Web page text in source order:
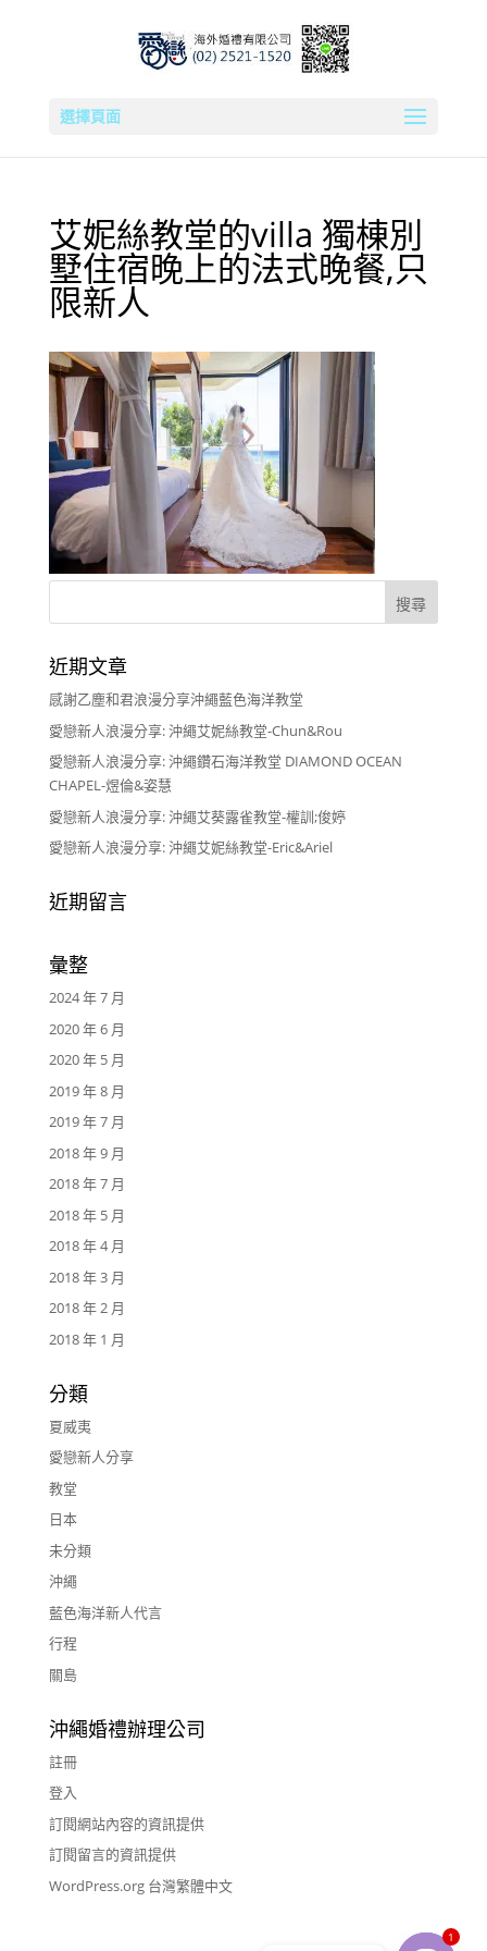
選擇頁面
艾妮絲教堂的villa 獨棟別
墅住宿晚上的法式晚餐,只
限新人
近期文章
感謝乙塵和君浪漫分享沖繩藍色海洋教堂
愛戀新人浪漫分享: 沖繩艾妮絲教堂-Chun&Rou
愛戀新人浪漫分享: 沖繩鑽石海洋教堂 DIAMOND OCEAN
CHAPEL-煜倫&姿慧
愛戀新人浪漫分享: 沖繩艾葵露雀教堂-權訓;俊婷
愛戀新人浪漫分享: 沖繩艾妮絲教堂-Eric&Ariel
近期留言
彙整
2024 年 7 月
2020 年 6 月
2020 年 5 月
2019 年 8 月
2019 年 7 月
2018 年 9 月
2018 年 7 月
2018 年 5 月
2018 年 4 月
2018 年 3 月
2018 年 2 月
2018 年 1 月
分類
夏威夷
愛戀新人分享
教堂
日本
未分類
沖繩
藍色海洋新人代言
行程
關島
沖繩婚禮辦理公司
註冊
登入
訂閱網站內容的資訊提供
訂閱留言的資訊提供
WordPress.org 台灣繁體中文
1